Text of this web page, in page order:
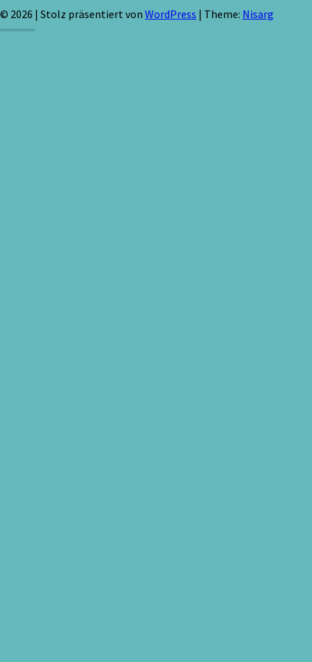
© 2026 | Stolz präsentiert von WordPress | Theme: Nisarg